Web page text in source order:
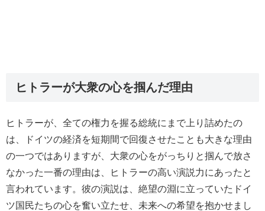
ヒトラーが大衆の心を掴んだ理由
ヒトラーが、全ての権力を握る総統にまで上り詰めたの
は、ドイツの経済を短期間で回復させたことも大きな理由
の一つではありますが、大衆の心をがっちりと掴んで放さ
なかった一番の理由は、ヒトラーの高い演説力にあったと
言われています。彼の演説は、絶望の淵に立っていたドイ
ツ国民たちの心を奮い立たせ、未来への希望を抱かせまし